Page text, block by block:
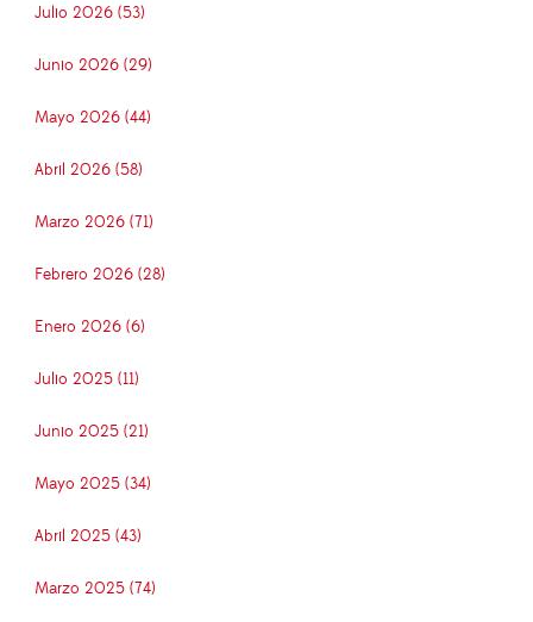
Julio 2026 (53)
Junio 2026 (29)
Mayo 2026 (44)
Abril 2026 (58)
Marzo 2026 (71)
Febrero 2026 (28)
Enero 2026 (6)
Julio 2025 (11)
Junio 2025 (21)
Mayo 2025 (34)
Abril 2025 (43)
Marzo 2025 (74)